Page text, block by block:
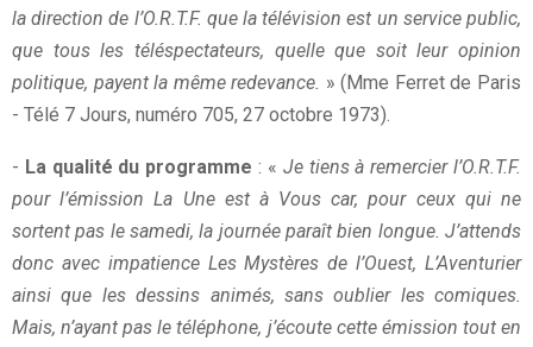
la direction de l’O.R.T.F. que la télévision est un service public,
que tous les téléspectateurs, quelle que soit leur opinion
politique, payent la même redevance. » (Mme Ferret de Paris
- Télé 7 Jours, numéro 705, 27 octobre 1973).
- La qualité du programme : « Je tiens à remercier l’O.R.T.F.
pour l’émission La Une est à Vous car, pour ceux qui ne
sortent pas le samedi, la journée paraît bien longue. J’attends
donc avec impatience Les Mystères de l’Ouest, L’Aventurier
ainsi que les dessins animés, sans oublier les comiques.
Mais, n’ayant pas le téléphone, j’écoute cette émission tout en